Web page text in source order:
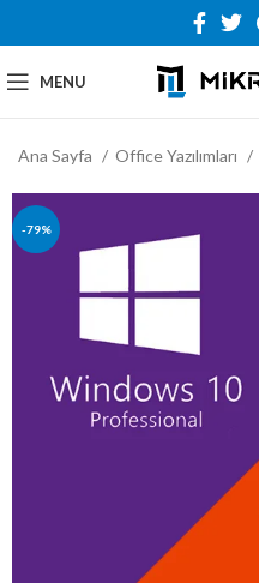
MENU
Ana Sayfa Office Yazılımları
-79%